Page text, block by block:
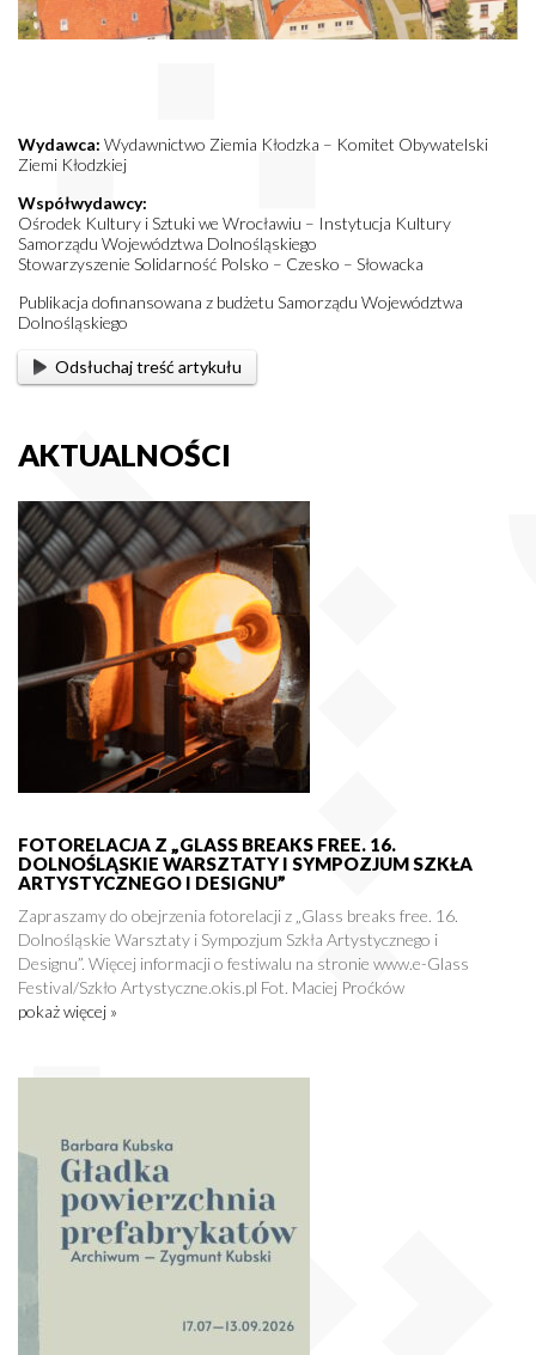
Wydawca: Wydawnictwo Ziemia Kłodzka – Komitet Obywatelski
Ziemi Kłodzkiej
Współwydawcy:
Ośrodek Kultury i Sztuki we Wrocławiu – Instytucja Kultury
Samorządu Województwa Dolnośląskiego
Stowarzyszenie Solidarność Polsko – Czesko – Słowacka
Publikacja dofinansowana z budżetu Samorządu Województwa
Dolnośląskiego
Odsłuchaj treść artykułu
AKTUALNOŚCI
FOTORELACJA Z „GLASS BREAKS FREE. 16.
DOLNOŚLĄSKIE WARSZTATY I SYMPOZJUM SZKŁA
ARTYSTYCZNEGO I DESIGNU”
Zapraszamy do obejrzenia fotorelacji z „Glass breaks free. 16.
Dolnośląskie Warsztaty i Sympozjum Szkła Artystycznego i
Designu”. Więcej informacji o festiwalu na stronie www.e-Glass
Festival/Szkło Artystyczne.okis.pl Fot. Maciej Proćków
pokaż więcej »